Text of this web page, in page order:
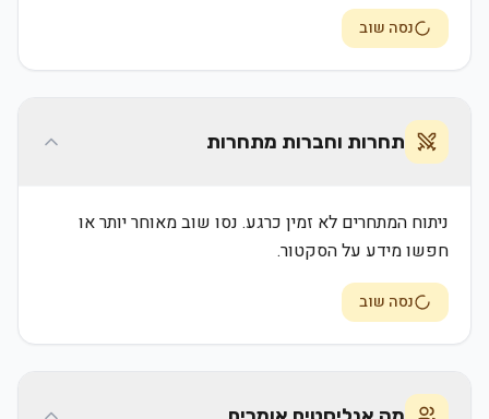
נסה שוב
תחרות וחברות מתחרות
ניתוח המתחרים לא זמין כרגע. נסו שוב מאוחר יותר או
חפשו מידע על הסקטור.
נסה שוב